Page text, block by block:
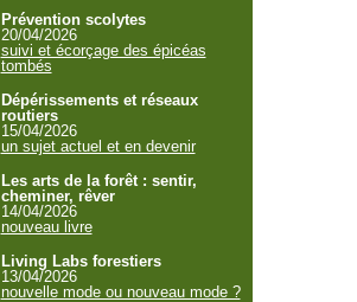
Prévention scolytes
20/04/2026
suivi et écorçage des épicéas
tombés
Dépérissements et réseaux
routiers
15/04/2026
un sujet actuel et en devenir
Les arts de la forêt : sentir,
cheminer, rêver
14/04/2026
nouveau livre
Living Labs forestiers
13/04/2026
nouvelle mode ou nouveau mode ?